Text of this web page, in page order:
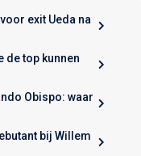
exit Ueda na
de top kunnen
Obispo: waar
bij Willem